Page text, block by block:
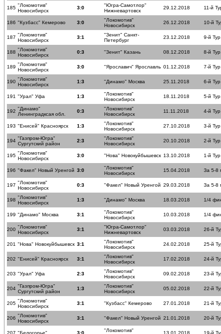
185 "Локомотив"
Новосибирск
3:0
"Югра-Самотлор"
Нижневартовск
29.12.2018 11-й
186 "Кузбасс" Кемерово 3:0
"Локомотив"
Новосибирск
26.12.2018 10-й
187 "Локомотив"
Новосибирск
3:1
"Зенит" Санкт-
Петербург
23.12.2018 9-й Тур
188 "Локомотив"
Новосибирск
0:3 "Зенит" Казань 08.12.2018 8-й Тур
189 "Локомотив"
Новосибирск
3:0 "Ярославич" Ярославль 01.12.2018 7-й Тур
190 "Локомотив"
Новосибирск
1:3 "Динамо" Москва 25.11.2018 6-й Тур
191 "Урал" Уфа 1:3
"Локомотив"
Новосибирск
18.11.2018 5-й Тур
192 "Динамо"
Ленинградксая обл.
0:3
"Локомотив"
Новосибирск
11.11.2018 4-й Тур
193 "Енисей" Красноярск 1:3
"Локомотив"
Новосибирск
27.10.2018 3-й Тур
194 "Газпром-Югра"
Сургутский район
2:3
"Локомотив"
Новосибирск
20.10.2018 2-й Тур
195 "Локомотив"
Новосибирск
3:0 "Нова" Новокуйбышевск 13.10.2018 1-й Тур
196 "Факел" Новый Уренгой 3:0
"Локомотив"
Новосибирск
15.04.2018 За 5-8
197 "Локомотив"
Новосибирск
0:3 "Факел" Новый Уренгой 29.03.2018 За 5-8
198 "Локомотив"
Новосибирск
1:3 "Динамо" Москва 18.03.2018 1/4
199 "Динамо" Москва 3:1
"Локомотив"
Новосибирск
10.03.2018 1/4
200 "Локомотив"
Новосибирск
3:1
"Югра-Самотлор"
Нижневартовск
03.03.2018 26-й
201 "Нова" Новокуйбышевск 3:1
"Локомотив"
Новосибирск
24.02.2018 25-й
202 "Енисей" Красноярск 3:1
"Локомотив"
Новосибирск
17.02.2018 24-й
203 "Урал" Уфа 2:3
"Локомотив"
Новосибирск
09.02.2018 23-й
204 "Газпром-Югра"
Сургутский район
1:3
"Локомотив"
Новосибирск
05.02.2018 22-й
205 "Локомотив"
Новосибирск
3:1 "Кузбасс" Кемерово 27.01.2018 21-й
206 "Локомотив"
Новосибирск
3:1 "Факел" Новый Уренгой 21.01.2018 20-й
207 "Белогорье" 3:0
"Локомотив"
13.01.2018 19-й